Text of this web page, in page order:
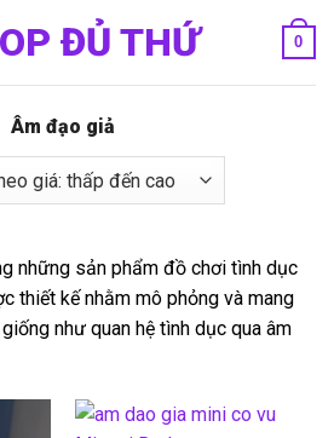
0
Âm đạo giả
những sản phẩm đồ chơi tình dục
thiết kế nhằm mô phỏng và mang
như quan hệ tình dục qua âm